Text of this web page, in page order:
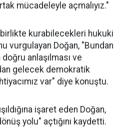
mücadeleyle açmalıyız."
kurabilecekleri hukuki
vurgulayan Doğan, "Bundan
anlaşılması ve
gelecek demokratik
var" diye konuştu.
işaret eden Doğan,
yolu" açtığını kaydetti.